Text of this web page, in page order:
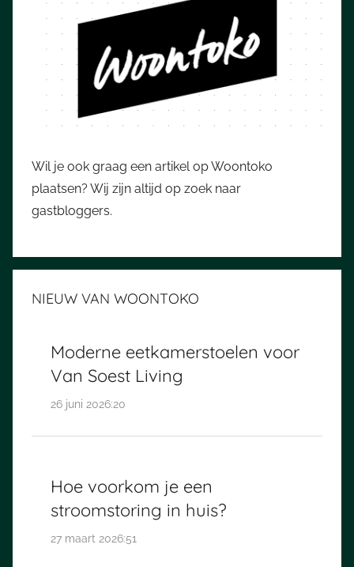
Wil je ook graag een artikel op Woontoko
plaatsen? Wij zijn altijd op zoek naar
gastbloggers.
NIEUW VAN WOONTOKO
Moderne eetkamerstoelen voor
Van Soest Living
26 juni 2026:20
Hoe voorkom je een
stroomstoring in huis?
27 maart 2026:51